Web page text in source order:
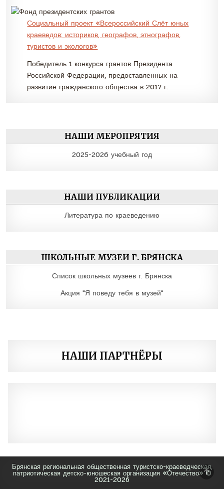
Социальный проект «Всероссийский Слёт юных
краеведов: историков, географов, этнографов,
туристов и экологов»
Победитель 1 конкурса грантов Президента
Российской Федерации, предоставленных на
развитие гражданского общества в 2017 г.
НАШИ МЕРОПРЯТИЯ
2025-2026 учебный год
НАШИ ПУБЛИКАЦИИ
Литература по краеведению
ШКОЛЬНЫЕ МУЗЕИ Г. БРЯНСКА
Список школьных музеев г. Брянска
Акция "Я поведу тебя в музей"
НАШИ ПАРТНЁРЫ
Брянская региональная общественная туристско-краеведческая,
патриотическая детско-юношеская организация «Отечество» ©
2021-2026